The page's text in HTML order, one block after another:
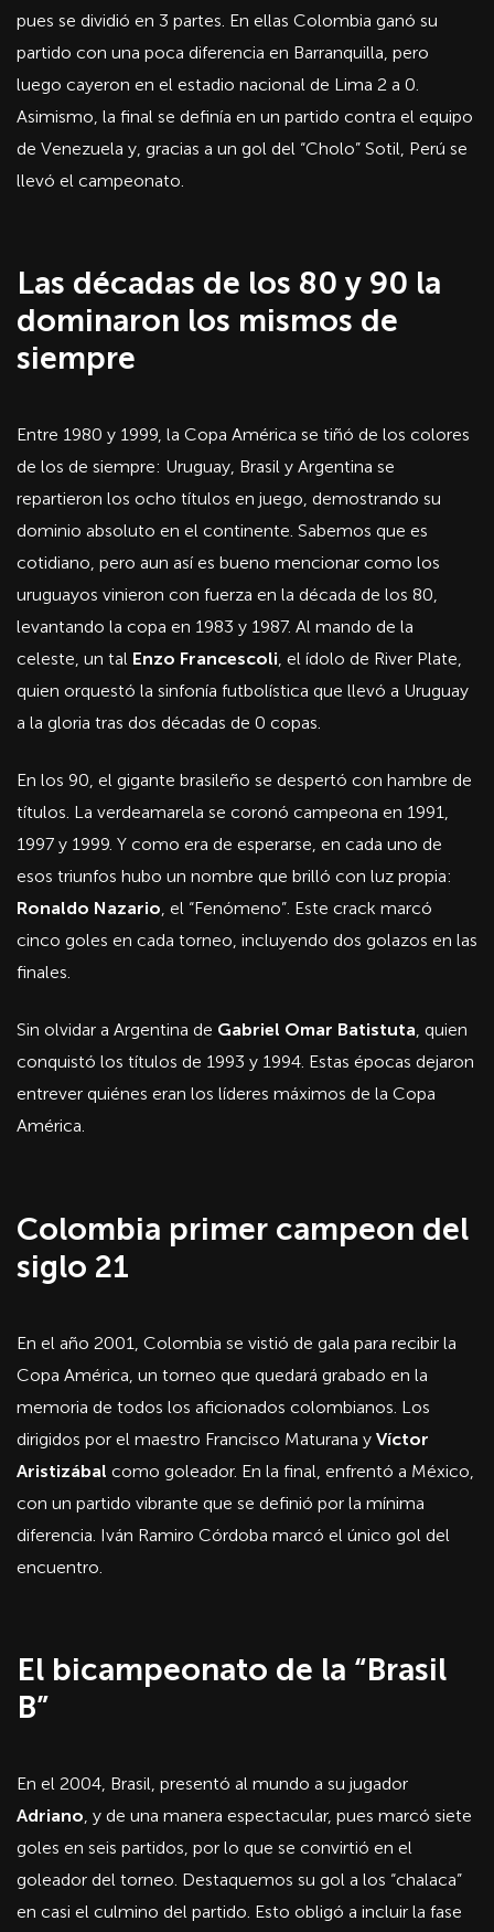
pues se dividió en 3 partes. En ellas Colombia ganó su
partido con una poca diferencia en Barranquilla, pero
luego cayeron en el estadio nacional de Lima 2 a 0.
Asimismo, la final se definía en un partido contra el equipo
de Venezuela y, gracias a un gol del “Cholo” Sotil, Perú se
llevó el campeonato.
Las décadas de los 80 y 90 la
dominaron los mismos de
siempre
Entre 1980 y 1999, la Copa América se tiñó de los colores
de los de siempre: Uruguay, Brasil y Argentina se
repartieron los ocho títulos en juego, demostrando su
dominio absoluto en el continente. Sabemos que es
cotidiano, pero aun así es bueno mencionar como los
uruguayos vinieron con fuerza en la década de los 80,
levantando la copa en 1983 y 1987. Al mando de la
celeste, un tal Enzo Francescoli, el ídolo de River Plate,
quien orquestó la sinfonía futbolística que llevó a Uruguay
a la gloria tras dos décadas de 0 copas.
En los 90, el gigante brasileño se despertó con hambre de
títulos. La verdeamarela se coronó campeona en 1991,
1997 y 1999. Y como era de esperarse, en cada uno de
esos triunfos hubo un nombre que brilló con luz propia:
Ronaldo Nazario, el “Fenómeno”. Este crack marcó
cinco goles en cada torneo, incluyendo dos golazos en las
finales.
Sin olvidar a Argentina de Gabriel Omar Batistuta, quien
conquistó los títulos de 1993 y 1994. Estas épocas dejaron
entrever quiénes eran los líderes máximos de la Copa
América.
Colombia primer campeon del
siglo 21
En el año 2001, Colombia se vistió de gala para recibir la
Copa América, un torneo que quedará grabado en la
memoria de todos los aficionados colombianos. Los
dirigidos por el maestro Francisco Maturana y Víctor
Aristizábal como goleador. En la final, enfrentó a México,
con un partido vibrante que se definió por la mínima
diferencia. Iván Ramiro Córdoba marcó el único gol del
encuentro.
El bicampeonato de la “Brasil
B”
En el 2004, Brasil, presentó al mundo a su jugador
Adriano , y de una manera espectacular, pues marcó siete
goles en seis partidos, por lo que se convirtió en el
goleador del torneo. Destaquemos su gol a los “chalaca”
en casi el culmino del partido. Esto obligó a incluir la fase